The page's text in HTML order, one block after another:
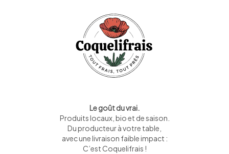
Le goût du vrai.
Produits locaux, bio et de saison
Du producteur à votre table,
avec une livraison faible impact :
C’est Coquelifrais !